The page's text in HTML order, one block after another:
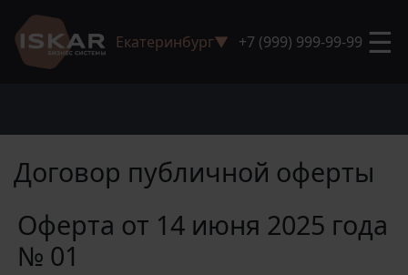
Екатеринбург▼ +7 (999) 999-99-99 ☰
Договор публичной оферты
Оферта от 14 июня 2025 года
№ 01